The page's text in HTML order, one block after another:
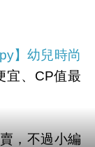
】幼兒時尚
宜、CP值最
，不過小編